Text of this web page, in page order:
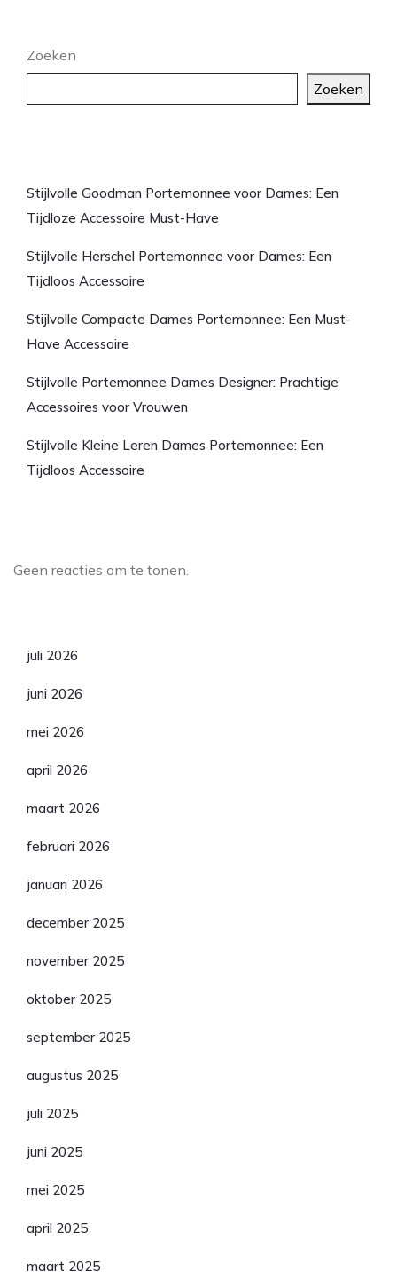
Zoeken
Zoeken
Stijlvolle Goodman Portemonnee voor Dames: Een
Tijdloze Accessoire Must-Have
Stijlvolle Herschel Portemonnee voor Dames: Een
Tijdloos Accessoire
Stijlvolle Compacte Dames Portemonnee: Een Must-
Have Accessoire
Stijlvolle Portemonnee Dames Designer: Prachtige
Accessoires voor Vrouwen
Stijlvolle Kleine Leren Dames Portemonnee: Een
Tijdloos Accessoire
Geen reacties om te tonen.
juli 2026
juni 2026
mei 2026
april 2026
maart 2026
februari 2026
januari 2026
december 2025
november 2025
oktober 2025
september 2025
augustus 2025
juli 2025
juni 2025
mei 2025
april 2025
maart 2025